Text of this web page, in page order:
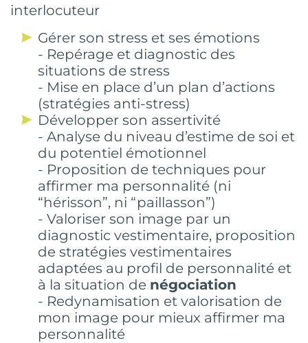
interlocuteur
Gérer son stress et ses émotions
- Repérage et diagnostic des
situations de stress
- Mise en place d’un plan d’actions
(stratégies anti-stress)
Développer son assertivité
- Analyse du niveau d’estime de soi et
du potentiel émotionnel
- Proposition de techniques pour
affirmer ma personnalité (ni
“hérisson”, ni “paillasson”)
- Valoriser son image par un
diagnostic vestimentaire, proposition
de stratégies vestimentaires
adaptées au profil de personnalité et
à la situation de négociation
- Redynamisation et valorisation de
mon image pour mieux affirmer ma
personnalité